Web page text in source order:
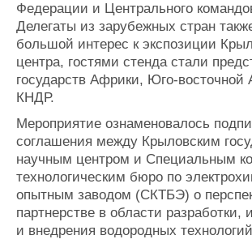
Федерации и Центрального
Делегаты из зарубежных стран
большой интерес к экспозиции
центра, гостями стенда стали
государств Африки, Юго-
КНДР.
Мероприятие ознаменовалось
соглашения между Крыловским
научным центром и Специальным
технологическим бюро по
опытным заводом (СКТБЭ) о
партнерстве в области разработки,
и внедрения водородных